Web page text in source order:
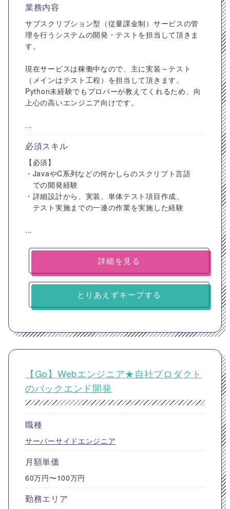
業務内容
サブスクリプション型（従量課金制）サービスの管
理を行うシステムの開発・テストを担当して頂きま
す。
現在サービスは稼働中なので、主に実装～テスト
（メインはテスト工程）を担当して頂きます。
Python未経験でもプロパーが教えてくれるため、向
上心の高いエンジニア向けです。
...
必須スキル
【必須】
・JavaやC系列などの何かしらのスクリプト言語
での開発経験
・詳細設計から、実装、単体テスト項目作成、
テスト実施までの一連の作業を実施した経験
...
詳細を見る
とりあえずキープする
【Go】Webエンジニア★自社プロダクト
のバックエンド開発
職種
サーバーサイドエンジニア
月額単価
60万円〜100万円
勤務エリア